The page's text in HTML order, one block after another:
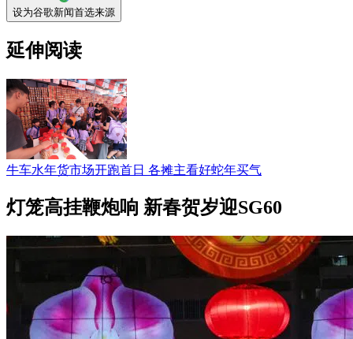
设为谷歌新闻首选来源
延伸阅读
牛车水年货市场开跑首日 各摊主看好蛇年买气
灯笼高挂鞭炮响 新春贺岁迎SG60